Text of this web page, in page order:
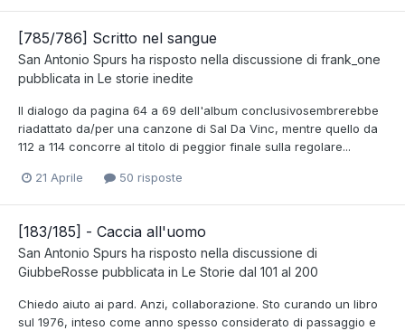
[785/786] Scritto nel sangue
San Antonio Spurs ha risposto nella discussione di frank_one
pubblicata in Le storie inedite
Il dialogo da pagina 64 a 69 dell'album conclusivosembrerebbe
riadattato da/per una canzone di Sal Da Vinc, mentre quello da
112 a 114 concorre al titolo di peggior finale sulla regolare...
21 Aprile 50 risposte
[183/185] - Caccia all'uomo
San Antonio Spurs ha risposto nella discussione di
GiubbeRosse pubblicata in Le Storie dal 101 al 200
Chiedo aiuto ai pard. Anzi, collaborazione. Sto curando un libro
sul 1976, inteso come anno spesso considerato di passaggio e